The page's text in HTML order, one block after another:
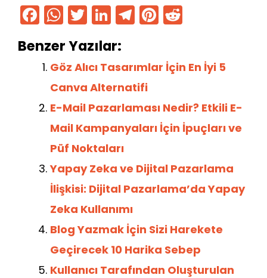
F
a
c
e
b
o
o
W
h
a
ts
A
p
p
T
w
itt
er
Li
n
k
e
dI
n
T
el
gr
a
m
Pi
nt
e di
Benzer Yazılar:
Göz Alıcı Tasarımlar İçin En İyi 5
Canva Alternatifi
E-Mail Pazarlaması Nedir? Etkili E-
Mail Kampanyaları İçin İpuçları ve
Püf Noktaları
Yapay Zeka ve Dijital Pazarlama
İlişkisi: Dijital Pazarlama’da Yapay
Zeka Kullanımı
Blog Yazmak İçin Sizi Harekete
Geçirecek 10 Harika Sebep
Kullanıcı Tarafından Oluşturulan